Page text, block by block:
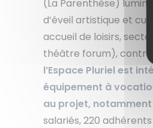
(La Parenthèse)
d’éveil artistique et
accueil de loisirs,
théâtre forum), contrat
l’Espace Pluriel est
équipement à
au projet,
salariés, 220